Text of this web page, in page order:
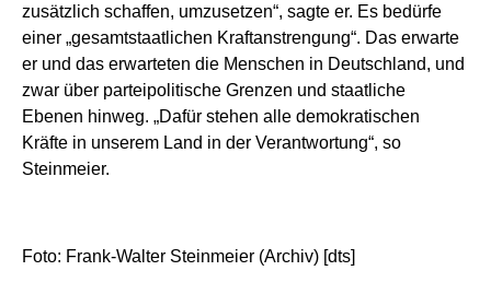
zusätzlich schaffen, umzusetzen“, sagte er. Es bedürfe
einer „gesamtstaatlichen Kraftanstrengung“. Das erwarte
er und das erwarteten die Menschen in Deutschland, und
zwar über parteipolitische Grenzen und staatliche
Ebenen hinweg. „Dafür stehen alle demokratischen
Kräfte in unserem Land in der Verantwortung“, so
Steinmeier.
Foto: Frank-Walter Steinmeier (Archiv) [dts]